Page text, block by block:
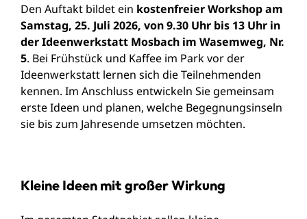
Den Auftakt bildet ein kostenfreier Workshop am
Samstag, 25. Juli 2026, von 9.30 Uhr bis 13 Uhr in
der Ideenwerkstatt Mosbach im Wasemweg, Nr.
5. Bei Frühstück und Kaffee im Park vor der
Ideenwerkstatt lernen sich die Teilnehmenden
kennen. Im Anschluss entwickeln Sie gemeinsam
erste Ideen und planen, welche Begegnungsinseln
sie bis zum Jahresende umsetzen möchten.
Kleine Ideen mit großer Wirkung